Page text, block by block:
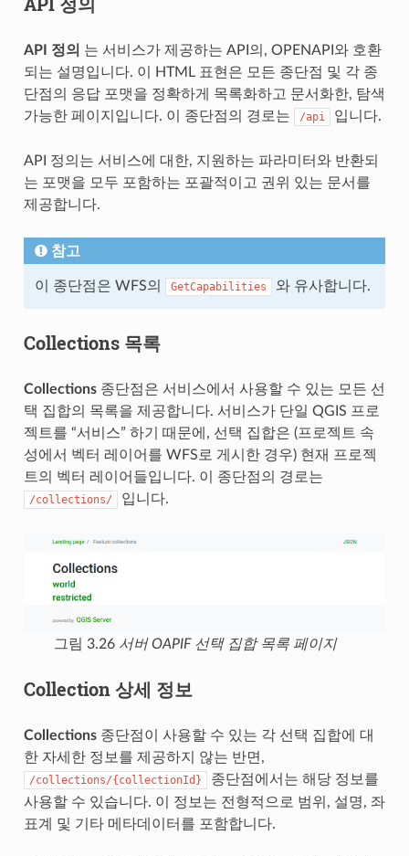
API 정의 는 서비스가 제공하는 API의, OPENAPI와 호환
되는 설명입니다. 이 HTML 표현은 모든 종단점 및 각 종
단점의 응답 포맷을 정확하게 목록화하고 문서화한, 탐색
가능한 페이지입니다. 이 종단점의 경로는
/api 입니다.
API 정의는 서비스에 대한, 지원하는 파라미터와 반환되
는 포맷을 모두 포함하는 포괄적이고 권위 있는 문서를
제공합니다.
참고
이 종단점은 WFS의 GetCapabilities 와 유사합니다.
Collections 목록
Collections종단점은 서비스에서 사용할 수 있는 모든 선
택 집합의 목록을 제공합니다. 서비스가 단일 QGIS 프로
젝트를 “서비스” 하기 때문에, 선택 집합은 (프로젝트 속
성에서 벡터 레이어를 WFS로 게시한 경우) 현재 프로젝
트의 벡터 레이어들입니다. 이 종단점의 경로는
/collections/ 입니다.
그림 3.26 서버 OAPIF 선택 집합 목록 페이지
Collection 상세 정보
Collections종단점이 사용할 수 있는 각 선택 집합에 대
한 자세한 정보를 제공하지 않는 반면,
/collections/{collectionId}
종단점에서는 해당 정보를
사용할 수 있습니다. 이 정보는 전형적으로 범위, 설명, 좌
표계 및 기타 메타데이터를 포함합니다.